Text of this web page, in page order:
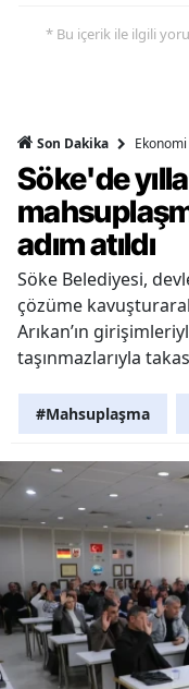
* Bu içerik ile ilgili
Son Dakika Ekonomi
Söke'de
adım atıldı
Söke Belediyesi,
çözüme
Arıkan’ın
taşınmazlarıyla
#Mahsuplaşma